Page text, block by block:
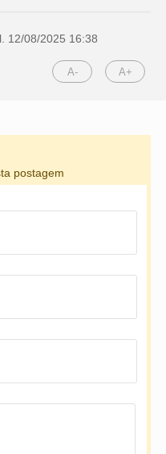
12/08/2025 16:38
A- A+
postagem